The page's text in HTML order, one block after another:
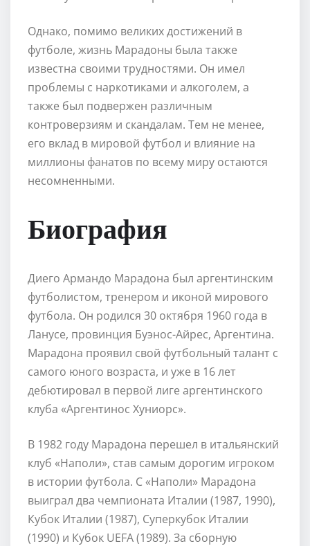
Однако, помимо великих достижений в
футболе, жизнь Марадоны была также
известна своими трудностями. Он имел
проблемы с наркотиками и алкоголем, а
также был подвержен различным
контроверзиям и скандалам. Тем не менее,
его вклад в мировой футбол и влияние на
миллионы фанатов по всему миру остаются
несомненными.
Биография
Диего Армандо Марадона был аргентинским
футболистом, тренером и иконой мирового
футбола. Он родился 30 октября 1960 года в
Ланусе, провинция Буэнос-Айрес, Аргентина.
Марадона проявил свой футбольный талант с
самого юного возраста, и уже в 16 лет
дебютировал в первой лиге аргентинского
клуба «Аргентинос Хуниорс».
В 1982 году Марадона перешел в итальянский
клуб «Наполи», став самым дорогим игроком
в истории футбола. С «Наполи» Марадона
выиграл два чемпионата Италии (1987, 1990),
Кубок Италии (1987), Суперкубок Италии
(1990) и Кубок UEFA (1989). За сборную